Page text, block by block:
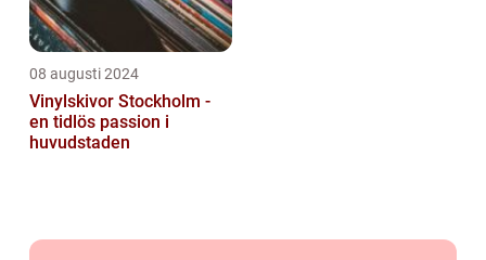
08 augusti 2024
Vinylskivor Stockholm -
en tidlös passion i
huvudstaden